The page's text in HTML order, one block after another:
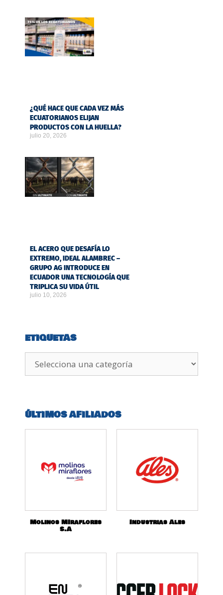
¿QUÉ HACE QUE CADA VEZ MÁS
ECUATORIANOS ELIJAN
PRODUCTOS CON LA HUELLA?
julio 20, 2026
EL ACERO QUE DESAFÍA LO
EXTREMO, IDEAL ALAMBREC –
GRUPO AG INTRODUCE EN
ECUADOR UNA TECNOLOGÍA QUE
TRIPLICA SU VIDA ÚTIL
julio 10, 2026
ETIQUETAS
ÚLTIMOS AFILIADOS
Molinos MIraflores
S.A
Industrias Ales